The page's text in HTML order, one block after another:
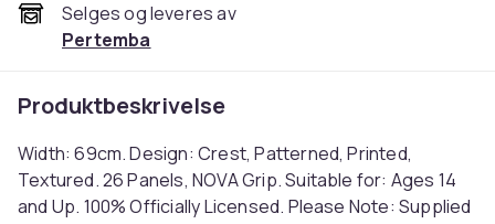
Selges og leveres av
Pertemba
Produktbeskrivelse
Width: 69cm. Design: Crest, Patterned, Printed,
Textured. 26 Panels, NOVA Grip. Suitable for: Ages 14
and Up. 100% Officially Licensed. Please Note: Supplied